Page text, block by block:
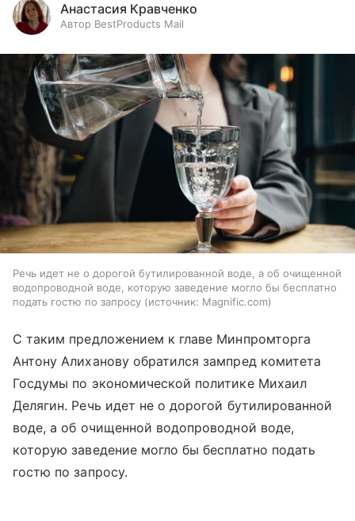
Анастасия Кравченко
Автор BestProducts Mail
Речь идет не о дорогой бутилированной воде, а об очищенной
водопроводной воде, которую заведение могло бы бесплатно
подать гостю по запросу
источник: Magnific.com
С таким предложением к главе Минпромторга
Антону Алиханову обратился зампред комитета
Госдумы по экономической политике Михаил
Делягин. Речь идет не о дорогой бутилированной
воде, а об очищенной водопроводной воде,
которую заведение могло бы бесплатно подать
гостю по запросу.